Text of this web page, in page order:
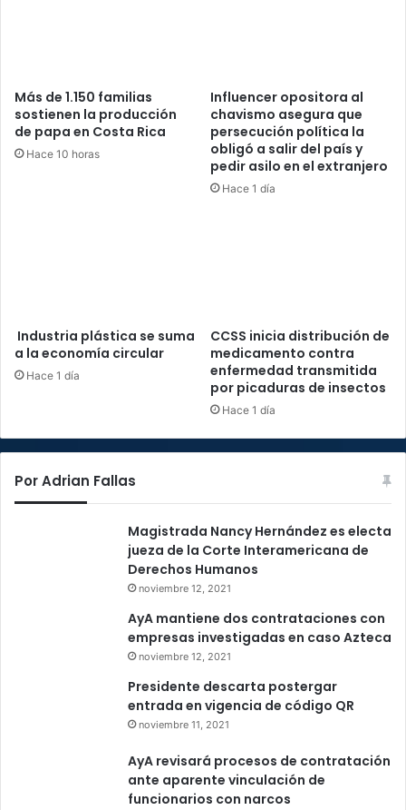
Más de 1.150 familias
sostienen la producción
de papa en Costa Rica
Hace 10 horas
Influencer opositora al
chavismo asegura que
persecución política la
obligó a salir del país y
pedir asilo en el extranjero
Hace 1 día
Industria plástica se suma
a la economía circular
Hace 1 día
CCSS inicia distribución de
medicamento contra
enfermedad transmitida
por picaduras de insectos
Hace 1 día
Por Adrian Fallas
Magistrada Nancy Hernández es electa
jueza de la Corte Interamericana de
Derechos Humanos
noviembre 12, 2021
AyA mantiene dos contrataciones con
empresas investigadas en caso Azteca
noviembre 12, 2021
Presidente descarta postergar
entrada en vigencia de código QR
noviembre 11, 2021
AyA revisará procesos de contratación
ante aparente vinculación de
funcionarios con narcos